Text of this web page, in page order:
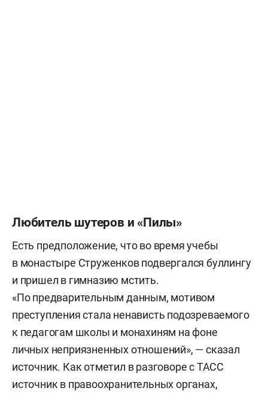
Любитель шутеров и «Пилы»
Есть предположение, что во время учебы
в монастыре Струженков подвергался буллингу
и пришел в гимназию мстить.
«По предварительным данным, мотивом
преступления стала ненависть подозреваемого
к педагогам школы и монахиням на фоне
личных неприязненных отношений», — сказал
источник. Как отметил в разговоре с ТАСС
источник в правоохранительных органах,